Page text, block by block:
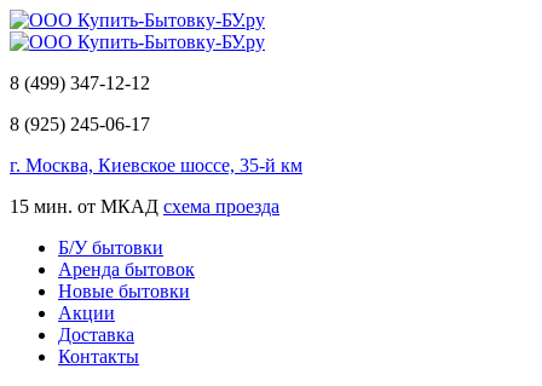
8 (499) 347-12-12
8 (925) 245-06-17
г. Москва, Киевское шоссе, 35-й км
15 мин. от МКАД схема проезда
Б/У бытовки
Аренда бытовок
Новые бытовки
Акции
Доставка
Контакты